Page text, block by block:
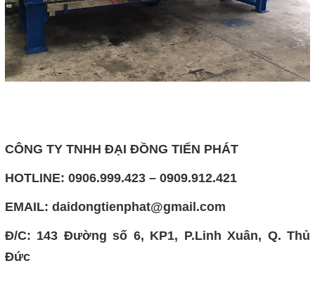
CÔNG TY TNHH ĐẠI ĐỒNG TIẾN PHÁT
HOTLINE: 0906.999.423 – 0909.912.421
EMAIL: daidongtienphat@gmail.com
Đ/C: 143 Đường số 6, KP1, P.Linh Xuân, Q. Thủ
Đức